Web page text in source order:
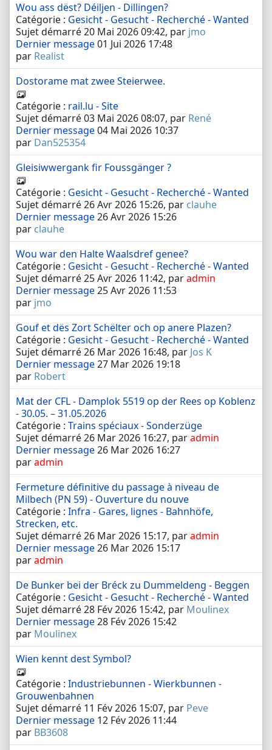
Wou ass dëst? Déiljen - Dillingen?
Catégorie : Gesicht - Gesucht - Recherché - Wanted
Sujet démarré 20 Mai 2026 09:42, par jmo
Dernier message01 Jui 2026 17:48
par Realist
Dostorame mat zwee Steierwee.
Catégorie : rail.lu - Site
Sujet démarré 03 Mai 2026 08:07, par René
Dernier message04 Mai 2026 10:37
par Dan525354
Gleisiwwergank fir Foussgänger ?
Catégorie : Gesicht - Gesucht - Recherché - Wanted
Sujet démarré 26 Avr 2026 15:26, par clauhe
Dernier message26 Avr 2026 15:26
par clauhe
Wou war den Halte Waalsdref genee?
Catégorie : Gesicht - Gesucht - Recherché - Wanted
Sujet démarré 25 Avr 2026 11:42, paradmin
Dernier message25 Avr 2026 11:53
par jmo
Gouf et dës Zort Schëlter och op anere Plazen?
Catégorie : Gesicht - Gesucht - Recherché - Wanted
Sujet démarré 26 Mar 2026 16:48, par Jos K
Dernier message27 Mar 2026 19:18
par Robert
Mat der CFL - Damplok 5519 op der Rees op Koblenz
- 30.05. – 31.05.2026
Catégorie : Trains spéciaux - Sonderzüge
Sujet démarré 26 Mar 2026 16:27, paradmin
Dernier message26 Mar 2026 16:27
paradmin
Fermeture définitive du passage à niveau de
Milbech (PN 59) - Ouverture du nouve
Catégorie : Infra - Gares, lignes - Bahnhöfe,
Strecken, etc.
Sujet démarré 26 Mar 2026 15:17, paradmin
Dernier message26 Mar 2026 15:17
paradmin
De Bunker bei der Bréck zu Dummeldeng - Beggen
Catégorie : Gesicht - Gesucht - Recherché - Wanted
Sujet démarré 28 Fév 2026 15:42, par Moulinex
Dernier message28 Fév 2026 15:42
par Moulinex
Wien kennt dest Symbol?
Catégorie : Industriebunnen - Wierkbunnen -
Grouwenbahnen
Sujet démarré 11 Fév 2026 15:07, par Peve
Dernier message 12 Fév 2026 11:44
par BB3608